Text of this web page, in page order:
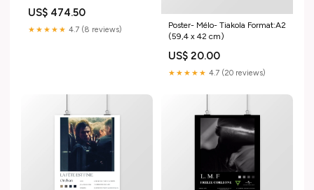
US$ 474.50
★★★★★ 4.7 (8 reviews)
Poster- Mélo- Tiakola Format:A2
(59,4 x 42 cm)
US$ 20.00
★★★★★ 4.7 (20 reviews)